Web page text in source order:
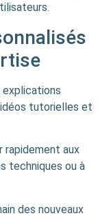
explications
tutorielles et
rapidement aux
techniques ou à
des nouveaux